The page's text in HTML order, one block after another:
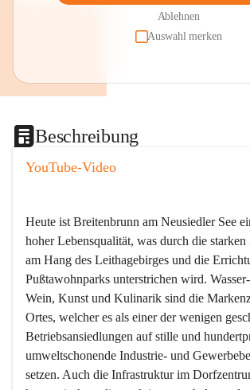
Ablehnen
Auswahl merken
Beschreibung
YouTube-Video
Heute ist Breitenbrunn am Neusiedler See
hoher Lebensqualität, was durch die starken
am Hang des Leithagebirges und die
Pußtawohnparks unterstrichen wird.
Wein, Kunst und Kulinarik sind die
Ortes, welcher es als einer der wenigen
Betriebsansiedlungen auf stille und
umweltschonende Industrie- und
setzen. Auch die Infrastruktur im